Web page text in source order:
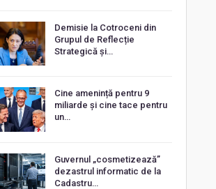
Demisie la Cotroceni din
Grupul de Reflecție
Strategică și…
Cine amenință pentru 9
miliarde și cine tace pentru
un…
Guvernul „cosmetizează”
dezastrul informatic de la
Cadastru…